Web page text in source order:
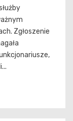
Zgłoszenie